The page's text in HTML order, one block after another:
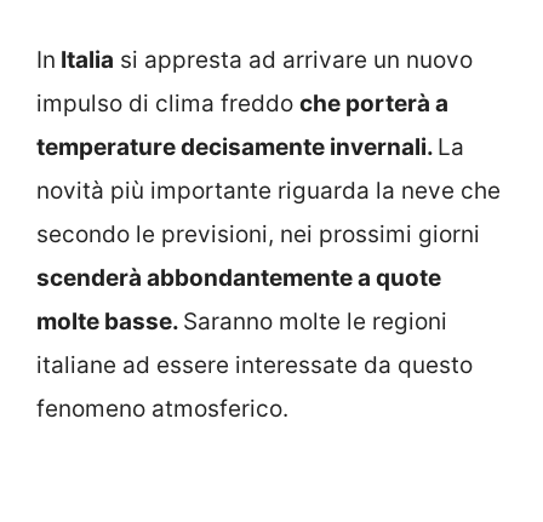
In Italia si appresta ad arrivare un nuovo
impulso di clima freddo che porterà a
temperature decisamente invernali. La
novità più importante riguarda la neve che
secondo le previsioni, nei prossimi giorni
scenderà abbondantemente a quote
molte basse. Saranno molte le regioni
italiane ad essere interessate da questo
fenomeno atmosferico.